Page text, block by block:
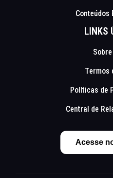
Conteúdos
LINKS
Termos
Políticas de
Central de
Acesse